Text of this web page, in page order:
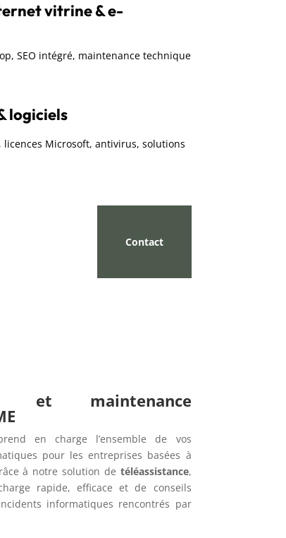
vitrine & e-
SEO intégré, maintenance technique
logiciels
licences Microsoft, antivirus, solutions
Contact
et maintenance
en charge l’ensemble de vos
pour les entreprises basées à
à notre solution de téléassistance,
rapide, efficace et de conseils
informatiques rencontrés par